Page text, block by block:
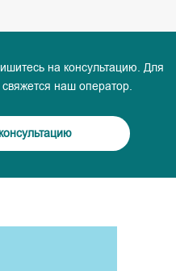
на консультацию. Для
наш оператор.